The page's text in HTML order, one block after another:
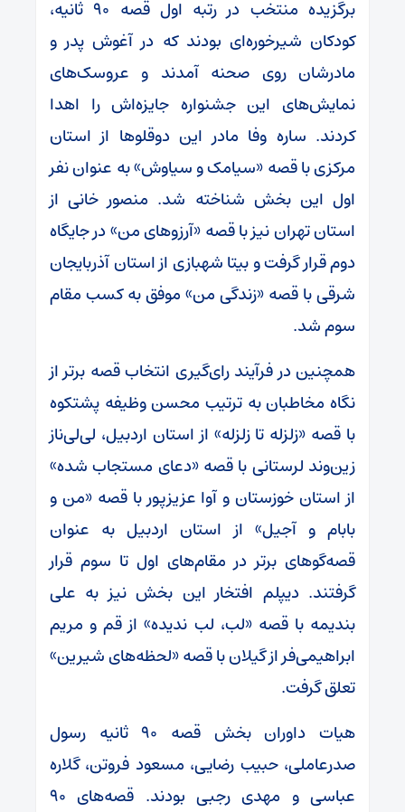
برگزیده منتخب در رتبه اول قصه ۹۰ ثانیه،
کودکان شیرخوره‌ای بودند که در آغوش پدر و
مادرشان روی صحنه آمدند و عروسک‌های
نمایش‌های این جشنواره جایزه‌اش را اهدا
کردند. ساره وفا مادر این دوقلوها از استان
مرکزی با قصه «سیامک و سیاوش» به عنوان نفر
اول این بخش شناخته شد. منصور خانی از
استان تهران نیز با قصه «آرزوهای من» در جایگاه
دوم قرار گرفت و بیتا شهبازی از استان آذربایجان
شرقی با قصه «زندگی من» موفق به کسب مقام
سوم شد.
همچنین در فرآیند رای‌گیری انتخاب قصه برتر از
نگاه مخاطبان به ترتیب محسن وظیفه پشتکوه
با قصه «زلزله تا زلزله» از استان اردبیل، لی‌لی‌ناز
زین‌وند لرستانی با قصه «دعای مستجاب شده»
از استان خوزستان و آوا عزیزپور با قصه «من و
بابام و آجیل» از استان اردبیل به عنوان
قصه‌گوهای برتر در مقام‌های اول تا سوم قرار
گرفتند. دیپلم افتخار این بخش نیز به علی
بندیمه با قصه «لب، لب ندیده» از قم و مریم
ابراهیمی‌فر از گیلان با قصه «لحظه‌های شیرین»
تعلق گرفت.
هیات داوران بخش قصه‌ ۹۰ ثانیه رسول
صدرعاملی، حبیب رضایی، مسعود فروتن، گلاره
عباسی و مهدی رجبی بودند. قصه‌های ۹۰